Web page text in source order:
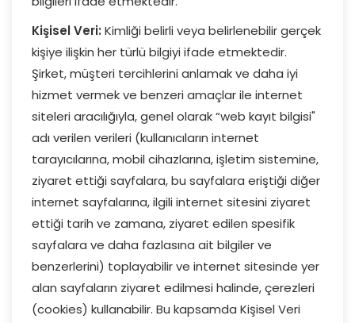
Kişisel Veri: Kimliği belirli veya belirlenebilir gerçek
kişiye ilişkin her türlü bilgiyi ifade etmektedir.
Şirket, müşteri tercihlerini anlamak ve daha iyi
hizmet vermek ve benzeri amaçlar ile internet
siteleri aracılığıyla, genel olarak “web kayıt bilgisi"
adı verilen verileri (kullanıcıların internet
tarayıcılarına, mobil cihazlarına, işletim sistemine,
ziyaret ettiği sayfalara, bu sayfalara eriştiği diğer
internet sayfalarına, ilgili internet sitesini ziyaret
ettiği tarih ve zamana, ziyaret edilen spesifik
sayfalara ve daha fazlasına ait bilgiler ve
benzerlerini) toplayabilir ve internet sitesinde yer
alan sayfaların ziyaret edilmesi halinde, çerezleri
(cookies) kullanabilir. Bu kapsamda Kişisel Veri